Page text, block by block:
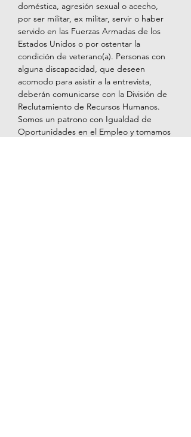
doméstica, agresión sexual o acecho,
por ser militar, ex militar, servir o haber
servido en las Fuerzas Armadas de los
Estados Unidos o por ostentar la
condición de veterano(a). Personas con
alguna discapacidad, que deseen
acomodo para asistir a la entrevista,
deberán comunicarse con la División de
Reclutamiento de Recursos Humanos.
Somos un patrono con Igualdad de
Oportunidades en el Empleo y tomamos